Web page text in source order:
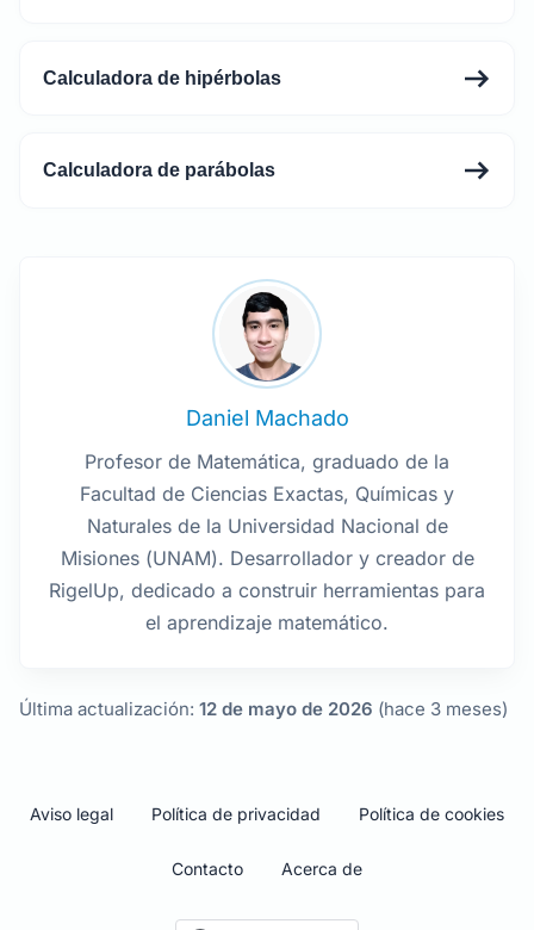
Calculadora de hipérbolas
Calculadora de parábolas
Daniel Machado
Profesor de Matemática, graduado de la
Facultad de Ciencias Exactas, Químicas y
Naturales de la Universidad Nacional de
Misiones (UNAM). Desarrollador y creador de
RigelUp, dedicado a construir herramientas para
el aprendizaje matemático.
Última actualización: 12 de mayo de 2026 (hace 3 meses)
Aviso legal Política de privacidad Política de cookies
Contacto Acerca de